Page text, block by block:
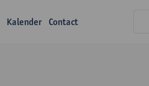
Kalender Contact